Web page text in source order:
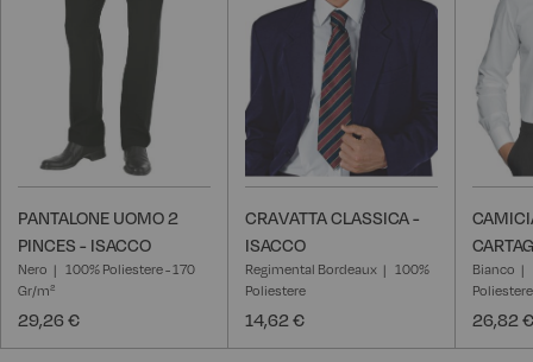
desideri
PANTALONE UOMO 2
PINCES - ISACCO
Nero
100% Poliestere - 170
Gr/m²
29,26 €
desideri
CRAVATTA CLASSICA -
ISACCO
Regimental Bordeaux
100%
Poliestere
14,62 €
Bianco
26,82 €